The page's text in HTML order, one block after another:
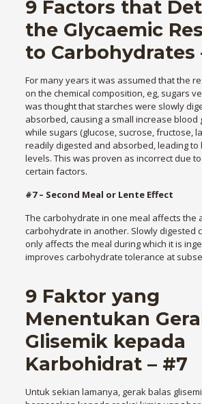
9 Factors that
the Glycaemic
to Carbohydrates
For many years it was assumed that the
on the chemical composition, eg, sugars
was thought that starches were slowly
absorbed, causing a small increase blood
while sugars (glucose, sucrose, fructose,
readily digested and absorbed, leading to
levels. This was proven as incorrect due
certain factors.
#7 – Second Meal or Lente Effect
The carbohydrate in one meal affects the
carbohydrate in another. Slowly digested
only affects the meal during which it is
improves carbohydrate tolerance at
9 Faktor yang
Menentukan
Glisemik kepada
Karbohidrat – #7
Untuk sekian lamanya, gerak balas